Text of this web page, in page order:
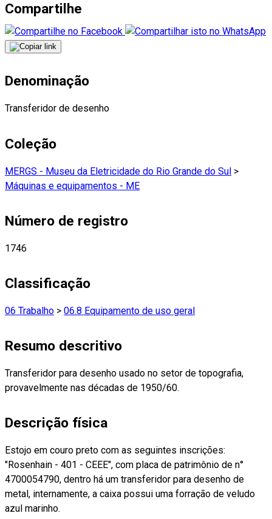
Compartilhe
Denominação
Transferidor de desenho
Coleção
MERGS - Museu da Eletricidade do Rio Grande do Sul >
Máquinas e equipamentos - ME
Número de registro
1746
Classificação
06 Trabalho > 06.8 Equipamento de uso geral
Resumo descritivo
Transferidor para desenho usado no setor de topografia,
provavelmente nas décadas de 1950/60.
Descrição física
Estojo em couro preto com as seguintes inscrições:
"Rosenhain - 401 - CEEE", com placa de patrimônio de n°
4700054790, dentro há um transferidor para desenho de
metal, internamente, a caixa possui uma forração de veludo
azul marinho.